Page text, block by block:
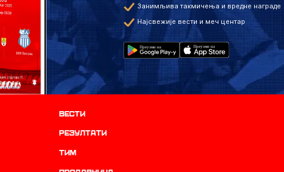
Занимљива такмичења и вредне награде
Најсвежије вести и меч центар
Вести
резултати
ТИМ